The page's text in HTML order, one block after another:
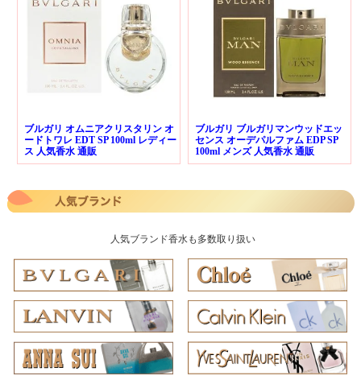
ブルガリ オムニアクリスタリン オ
ードトワレ EDT SP 100ml レディー
ス 人気香水 通販
ブルガリ ブルガリマンウッドエッ
センス オーデパルファム EDP SP
100ml メンズ 人気香水 通販
人気ブランド香水も多数取り扱い